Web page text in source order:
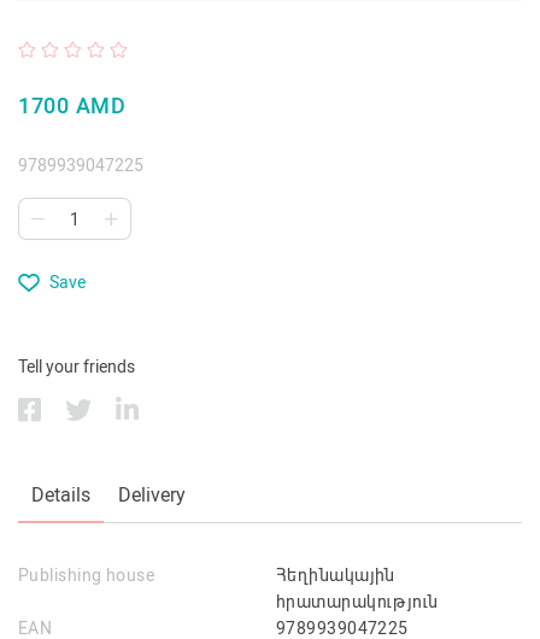
1700 AMD
9789939047225
Save
Tell your friends
Details Delivery
Publishing house
Հեղինակային
հրատարակություն
EAN
9789939047225